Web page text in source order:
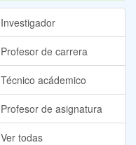
Investigador
Profesor de carrera
Técnico acádemico
Profesor de asignatura
Ver todas